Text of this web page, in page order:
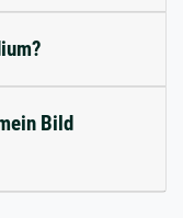
Bild